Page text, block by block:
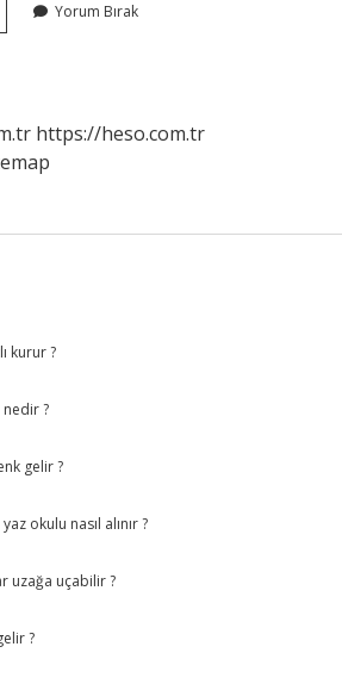
Yorum Bırak
https://heso.com.tr
kurur ?
nedir ?
gelir ?
okulu nasıl alınır ?
uzağa uçabilir ?
?